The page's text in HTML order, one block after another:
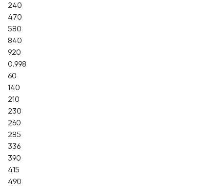
240
470
580
840
920
0.998
60
140
210
230
260
285
336
390
415
490